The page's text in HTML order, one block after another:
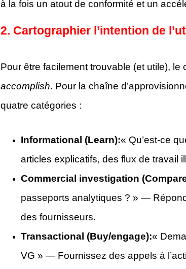
à la fois un atout de conformité et un
2. Cartographier l’intention de
Pour être facilement trouvable (et utile),
accomplish. Pour la chaîne
quatre catégories :
Informational (Learn):« Qu’est-ce
articles explicatifs, des flux de travail
Commercial investigation
passeports analytiques ? » —
des fournisseurs.
Transactional (Buy/engage):«
VG » — Fournissez des appels à